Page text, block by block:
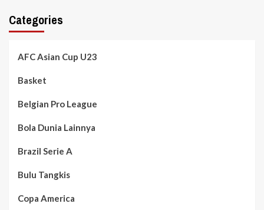
Categories
AFC Asian Cup U23
Basket
Belgian Pro League
Bola Dunia Lainnya
Brazil Serie A
Bulu Tangkis
Copa America